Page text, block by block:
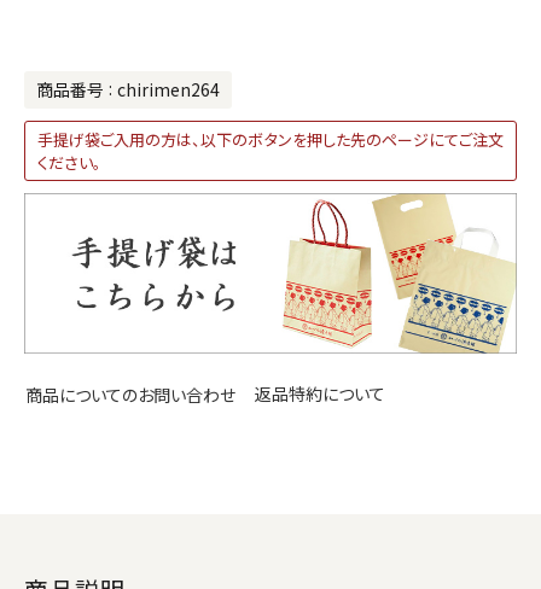
商品番号 chirimen264
手提げ袋ご入用の方は、以下のボタンを押した先のページにてご注文
ください。
商品についてのお問い合わせ 返品特約について